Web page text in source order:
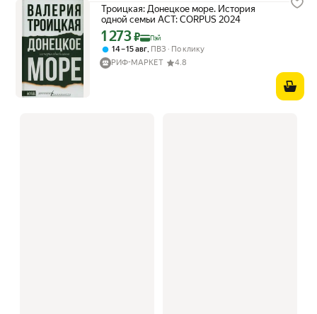
Троицкая: Донецкое море. История
одной семьи АСТ: CORPUS 2024
Цена с картой Яндекс Пэй 1273 ₽ вместо
1 273₽ Пэй
14 – 15 авг, ПВЗ
По клику
РИФ-МАРКЕТ
4.8